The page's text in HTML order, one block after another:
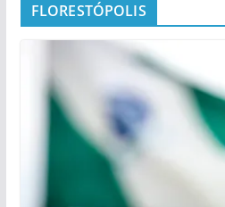
FLORESTÓPOLIS